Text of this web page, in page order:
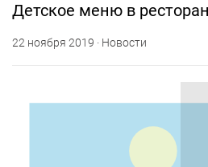
Детское меню в
22 ноября 2019 · Новости